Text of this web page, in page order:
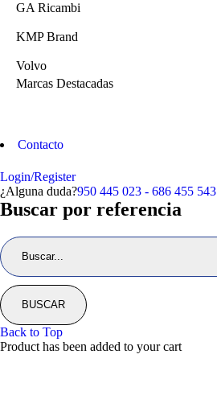
GA Ricambi
KMP Brand
Volvo
Marcas Destacadas
Contacto
Login/Register
¿Alguna duda?950 445 023 - 686 455 543
Buscar por referencia
Back to Top
Product has been added to your cart